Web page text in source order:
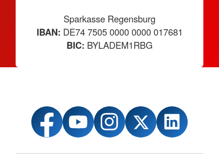
Sparkasse Regensburg
IBAN: DE74 7505 0000 0000 017681
BIC: BYLADEM1RBG